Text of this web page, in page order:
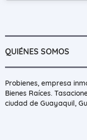
QUIÉNES SOMOS
Probienes, empresa
Bienes Raíces.
ciudad de Guayaquil,